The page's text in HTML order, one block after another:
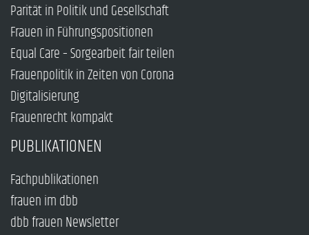
Parität in Politik und Gesellschaft
Frauen in Führungspositionen
Equal Care – Sorgearbeit fair teilen
Frauenpolitik in Zeiten von Corona
Digitalisierung
Frauenrecht kompakt
PUBLIKATIONEN
Fachpublikationen
frauen im dbb
dbb frauen Newsletter